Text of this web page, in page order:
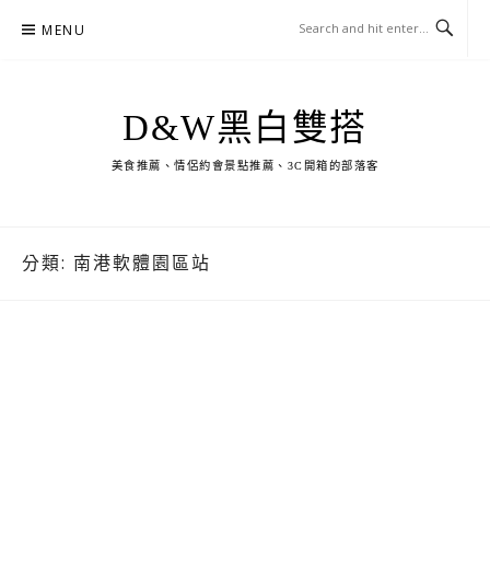
MENU
D&W黑白雙搭
美食推薦、情侶約會景點推薦、3C開箱的部落客
分類: 南港軟體園區站